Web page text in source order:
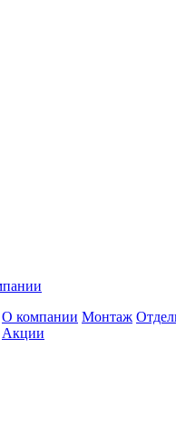
О компании
Акции
Монтаж